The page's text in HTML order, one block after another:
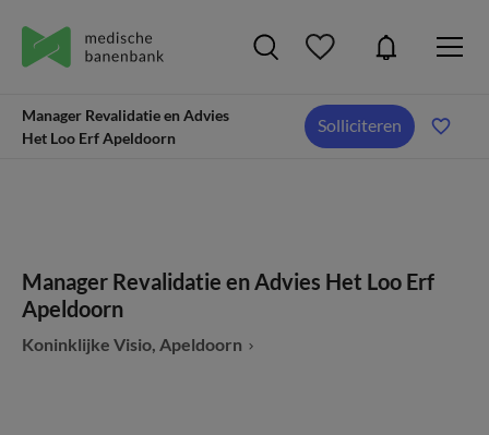
Manager Revalidatie en Advies
Het Loo Erf Apeldoorn
Solliciteren
Manager Revalidatie en Advies Het Loo Erf
Apeldoorn
Koninklijke Visio, Apeldoorn